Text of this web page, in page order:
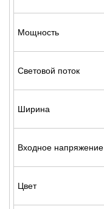
Мощность
Световой поток
Ширина
Входное напряжение
Цвет